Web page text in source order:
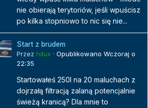
nie obierają terytoriów, jeśli wpuścisz
po kilka stopniowo to nic się nie...
Start z brudem
Przez hilux · Opublikowano Wczoraj o
22:35
Startowałeś 250l na 20 maluchach z
dojrzałą filtracją zalaną potencjalnie
świeżą kranicą? Dla mnie to